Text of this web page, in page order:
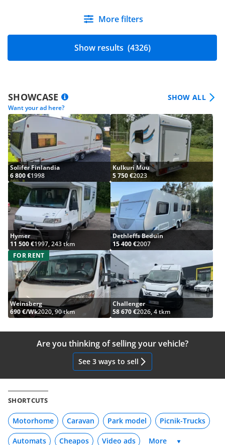
More filters
Show results (4326)
SHOWCASE
Want your ad here?
SHOW ALL
Solifer Finlandia
6 800 €1998
Kulkuri Muu
5 750 €2023
Hymer
11 500 €1997, 243 tkm
Dethleffs Beduin
15 400 €2007
FOR RENT
Weinsberg
690 €/Wk2020, 90 tkm
Challenger
58 670 €2026, 4 tkm
Are you thinking of selling your vehicle?
See 3 ways to sell
SHORTCUTS
Motorhome Caravan Park model Picnik-Trucks
Automats Cheapos Video ads